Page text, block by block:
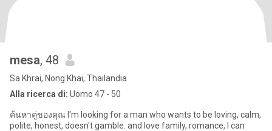
mesa, 48
Sa Khrai, Nong Khai, Thailandia
Alla ricerca di: Uomo 47 - 50
ค้นหาคู่ของคุณ I'm looking for a man who wants to be loving, calm,
polite, honest, doesn't gamble. and love family, romance, I can